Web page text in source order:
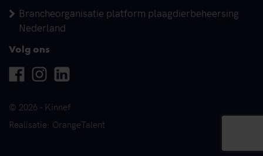
Brancheorganisatie platform plaagdierbeheersing
Nederland
Volg ons
Facebook
InstagramLinkedin
© 2026 - Kinnef
Realisatie: OrangeTalent